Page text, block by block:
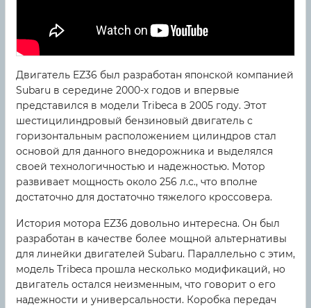
Двигатель EZ36 был разработан японской компанией
Subaru в середине 2000-х годов и впервые
представился в модели Tribeca в 2005 году. Этот
шестицилиндровый бензиновый двигатель с
горизонтальным расположением цилиндров стал
основой для данного внедорожника и выделялся
своей технологичностью и надежностью. Мотор
развивает мощность около 256 л.с., что вполне
достаточно для достаточно тяжелого кроссовера.
История мотора EZ36 довольно интересна. Он был
разработан в качестве более мощной альтернативы
для линейки двигателей Subaru. Параллельно с этим,
модель Tribeca прошла несколько модификаций, но
двигатель остался неизменным, что говорит о его
надежности и универсальности. Коробка передач